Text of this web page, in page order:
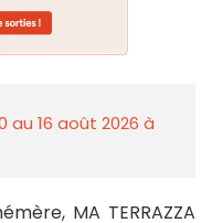
au 16 août 2026 à
MA TERRAZZA